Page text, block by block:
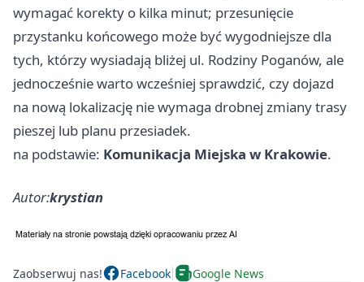
wymagać korekty o kilka minut; przesunięcie
przystanku końcowego może być wygodniejsze dla
tych, którzy wysiadają bliżej ul. Rodziny Poganów, ale
jednocześnie warto wcześniej sprawdzić, czy dojazd
na nową lokalizację nie wymaga drobnej zmiany trasy
pieszej lub planu przesiadek.
na podstawie: Komunikacja Miejska w Krakowie.
Autor:krystian
Zaobserwuj nas! Facebook Google News